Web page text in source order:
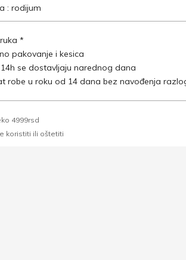
: rodijum
*
pakovanje i kesica
se dostavljaju narednog dana
robe u roku od 14 dana bez navođenja
4999rsd
koristiti ili oštetiti